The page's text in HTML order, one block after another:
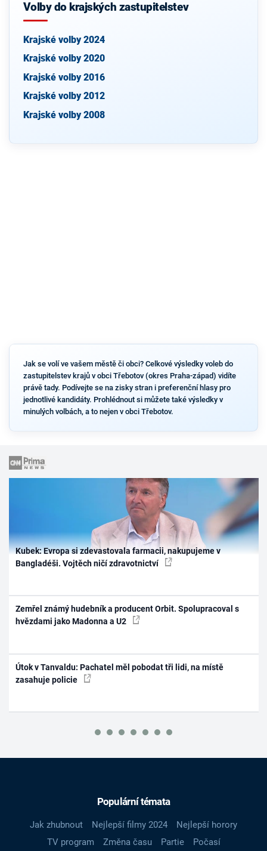
Volby do krajských zastupitelstev
Krajské volby 2024
Krajské volby 2020
Krajské volby 2016
Krajské volby 2012
Krajské volby 2008
Jak se volí ve vašem městě či obci? Celkové výsledky voleb do
zastupitelstev krajů v obci Třebotov (okres Praha-západ) vidíte
právě tady. Podívejte se na zisky stran i preferenční hlasy pro
jednotlivé kandidáty. Prohlédnout si můžete také výsledky v
minulých volbách, a to nejen v obci Třebotov.
Kubek: Evropa si zdevastovala farmacii, nakupujeme v
Bangladéši. Vojtěch ničí zdravotnictví
Zemřel známý hudebník a producent Orbit. Spolupracoval s
hvězdami jako Madonna a U2
Útok v Tanvaldu: Pachatel měl pobodat tři lidi, na místě
zasahuje policie
Populární témata
Jak zhubnout Nejlepší filmy 2024
Nejlepší horory
TV program
Změna času Partie
Počasí